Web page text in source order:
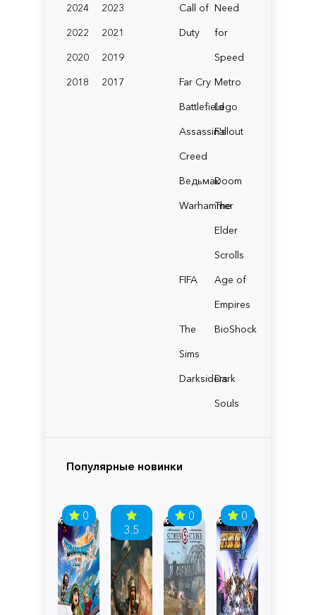
2024
2023
2022
2021
2020
2019
2018
2017
Call of
Duty
Need
for
Speed
Far Cry Metro
BattlefieldLego
Assassin's
Creed
Fallout
ВедьмакDoom
Warhammer
The
Elder
Scrolls
FIFA
Age of
Empires
The
Sims
BioShock
Darksiders
Dark
Souls
Популярные новинки
0
3.5
0 0